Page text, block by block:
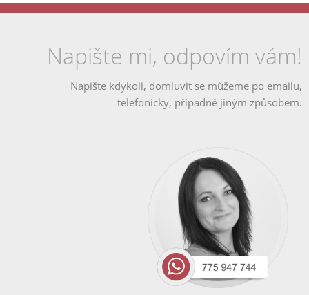
Napište mi, odpovím vám!
Napište kdykoli, domluvit se můžeme po emailu,
telefonicky, případně jiným způsobem.